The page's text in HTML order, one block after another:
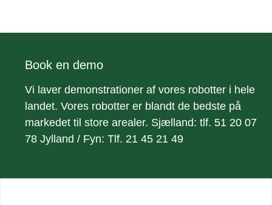
Book en demo
Vi laver demonstrationer af vores robotter i hele
landet. Vores robotter er blandt de bedste på
markedet til store arealer. Sjælland: tlf. 51 20 07
78 Jylland / Fyn: Tlf. 21 45 21 49